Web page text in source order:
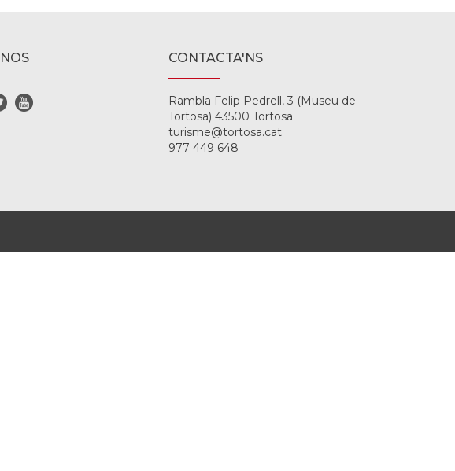
CONTACTA'NS
Rambla Felip Pedrell, 3 (Museu de
Tortosa) 43500 Tortosa
turisme@tortosa.cat
977 449 648